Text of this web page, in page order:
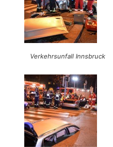
Verkehrsunfall Innsbruck